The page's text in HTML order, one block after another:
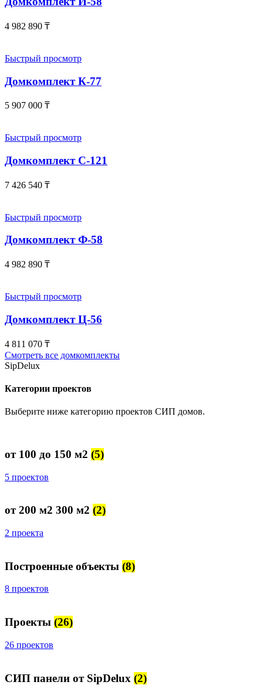
4 982 890 ₸
Быстрый просмотр
Домкомплект К-77
5 907 000 ₸
Быстрый просмотр
Домкомплект С-121
7 426 540 ₸
Быстрый просмотр
Домкомплект Ф-58
4 982 890 ₸
Быстрый просмотр
Домкомплект Ц-56
4 811 070 ₸
Смотреть все домкомплекты
SipDelux
Категории проектов
Выберите ниже категорию проектов СИП домов.
от 100 до 150 м2 (5)
5 проектов
от 200 м2 300 м2 (2)
2 проекта
Построенные объекты (8)
8 проектов
Проекты (26)
26 проектов
СИП панели от SipDelux (2)